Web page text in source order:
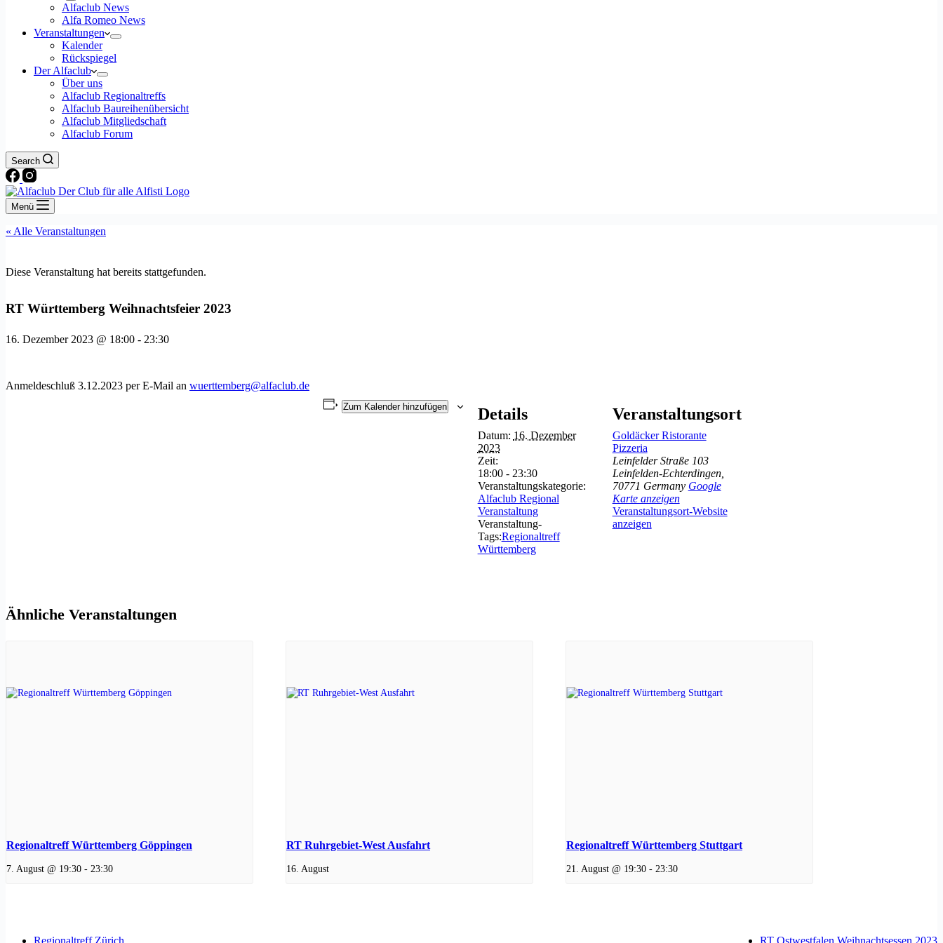
Alfaclub News
Alfa Romeo News
Veranstaltungen
Kalender
Rückspiegel
Der Alfaclub
Über uns
Alfaclub Regionaltreffs
Alfaclub Baureihenübersicht
Alfaclub Mitgliedschaft
Alfaclub Forum
Search
Menü
« Alle Veranstaltungen
Diese Veranstaltung hat bereits stattgefunden.
RT Württemberg Weihnachtsfeier 2023
16. Dezember 2023 @ 18:00 - 23:30
Anmeldeschluß 3.12.2023 per E-Mail an wuerttemberg@alfaclub.de
Zum Kalender hinzufügen Details
Datum: 16. Dezember
2023
Zeit:
18:00 - 23:30
Veranstaltungskategorie:
Alfaclub Regional
Veranstaltung
Veranstaltung-
Tags:Regionaltreff
Württemberg
Veranstaltungsort
Goldäcker Ristorante
Pizzeria
Leinfelder Straße 103
Leinfelden-Echterdingen,
70771 Germany Google
Karte anzeigen
Veranstaltungsort-Website
anzeigen
Ähnliche Veranstaltungen
Regionaltreff Württemberg Göppingen
7. August @ 19:30 - 23:30
RT Ruhrgebiet-West Ausfahrt
16. August
Regionaltreff Württemberg Stuttgart
21. August @ 19:30 - 23:30
Regionaltreff Zürich RT Ostwestfalen Weihnachtsessen 2023